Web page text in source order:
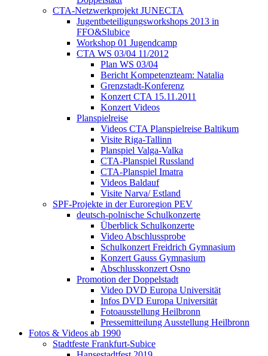
CTA-Netzwerkprojekt JUNECTA
Jugentbeteiligungsworkshops 2013 in
FFO&Slubice
Workshop 01 Jugendcamp
CTA WS 03/04 11/2012
Plan WS 03/04
Bericht Kompetenzteam: Natalia
Grenzstadt-Konferenz
Konzert CTA 15.11.2011
Konzert Videos
Planspielreise
Videos CTA Planspielreise Baltikum
Visite Riga-Tallinn
Planspiel Valga-Valka
CTA-Planspiel Russland
CTA-Planspiel Imatra
Videos Baldauf
Visite Narva/ Estland
SPF-Projekte in der Euroregion PEV
deutsch-polnische Schulkonzerte
Überblick Schulkonzerte
Video Abschlussprobe
Schulkonzert Freidrich Gymnasium
Konzert Gauss Gymnasium
Abschlusskonzert Osno
Promotion der Doppelstadt
Video DVD Europa Universität
Infos DVD Europa Universität
Fotoausstellung Heilbronn
Pressemitteilung Ausstellung Heilbronn
Fotos & Videos ab 1990
Stadtfeste Frankfurt-Subice